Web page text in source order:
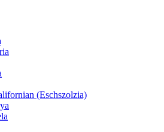
(Eschszolzia)